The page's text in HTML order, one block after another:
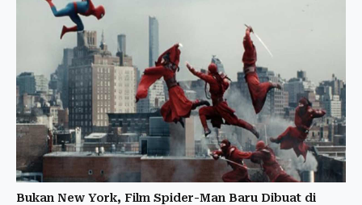
Bukan New York, Film Spider-Man Baru Dibuat di